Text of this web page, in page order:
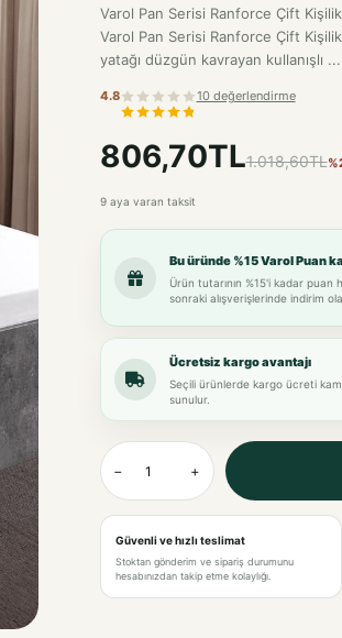
Varol Pan Serisi Ranforce Çift
Varol Pan Serisi Ranforce Çift
yatağı düzgün kavrayan kullanışlı ...
4.8 10 değerlendirme
806,70TL1.018,60TL
9 aya varan taksit
Bu üründe %15 Varol Puan
Ürün tutarının %15'i kadar puan
sonraki alışverişlerinde indirim
Ücretsiz kargo avantajı
Seçili ürünlerde kargo ücreti
sunulur.
− +
Güvenli ve hızlı teslimat
Stoktan gönderim ve sipariş durumunu
hesabınızdan takip etme kolaylığı.